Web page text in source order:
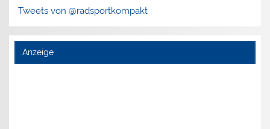
Tweets von @radsportkompakt
Anzeige